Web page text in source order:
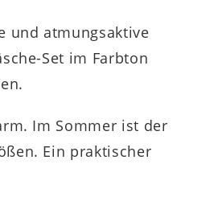
und atmungsaktive
Set im Farbton
Im Sommer ist der
Ein praktischer